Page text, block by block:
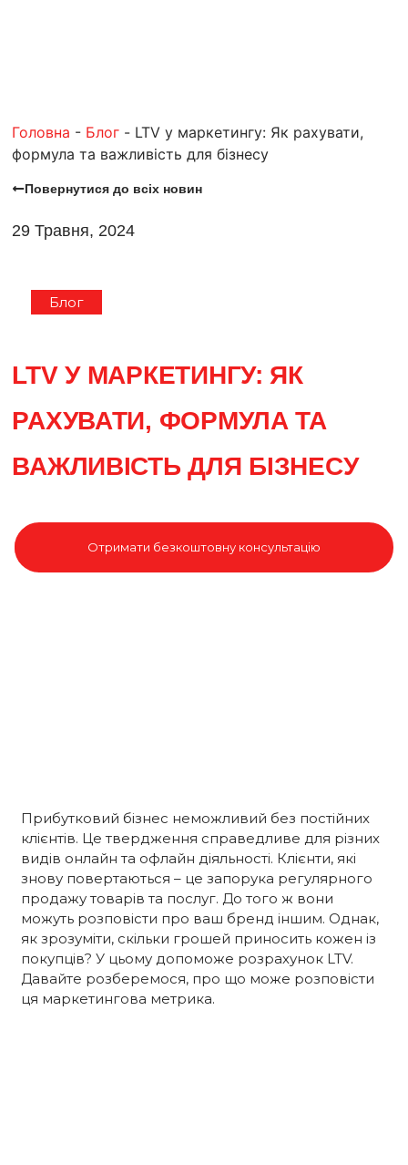
Головна - Блог - LTV у маркетингу: Як рахувати,
формула та важливість для бізнесу
Повернутися до всiх новин
29 Травня, 2024
Блог
LTV У МАРКЕТИНГУ: ЯК
РАХУВАТИ, ФОРМУЛА ТА
ВАЖЛИВІСТЬ ДЛЯ БІЗНЕСУ
Отримати безкоштовну консультацію
Прибутковий бізнес неможливий без постійних
клієнтів. Це твердження справедливе для різних
видів онлайн та офлайн діяльності. Клієнти, які
знову повертаються – це запорука регулярного
продажу товарів та послуг. До того ж вони
можуть розповісти про ваш бренд іншим. Однак,
як зрозуміти, скільки грошей приносить кожен із
покупців? У цьому допоможе розрахунок LTV.
Давайте розберемося, про що може розповісти
ця маркетингова метрика.